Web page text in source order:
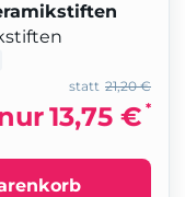
21,20 €
statt
13,75 € *